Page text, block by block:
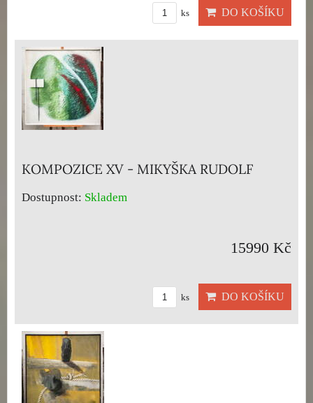
ks DO KOŠÍKU
KOMPOZICE XV - MIKYŠKA RUDOLF
Dostupnost: Skladem
15990 Kč
ks DO KOŠÍKU